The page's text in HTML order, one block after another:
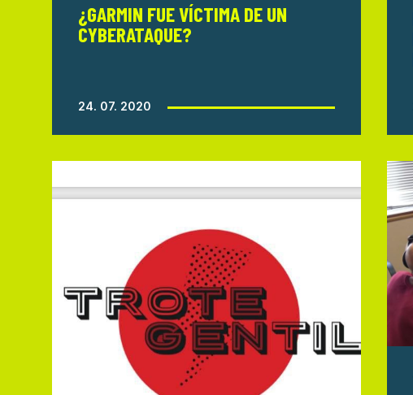
¿GARMIN FUE VÍCTIMA DE UN
CYBERATAQUE?
24. 07. 2020